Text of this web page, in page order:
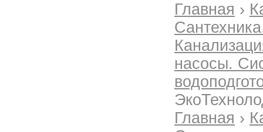
Главная ›
насосы.
Главная ›